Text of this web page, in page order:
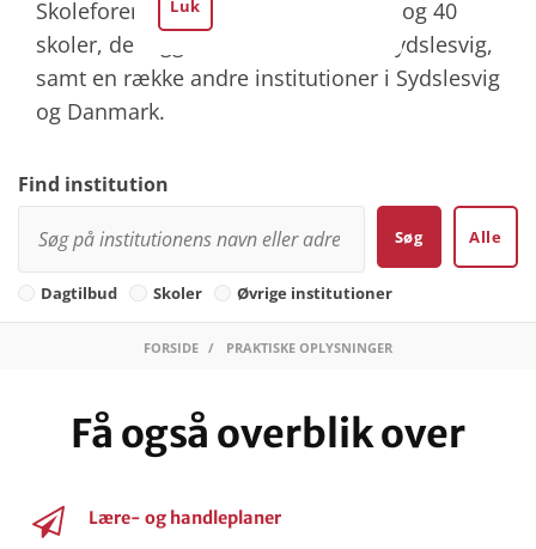
Skoleforeningen driver 54 dagtilbud og 40
skoler, der ligger fordelt over hele Sydslesvig,
samt en række andre institutioner i Sydslesvig
og Danmark.
Find institution
Søg Alle
Dagtilbud Skoler Øvrige institutioner
Luk
FORSIDE PRAKTISKE OPLYSNINGER
Få også overblik over
Lære- og handleplaner